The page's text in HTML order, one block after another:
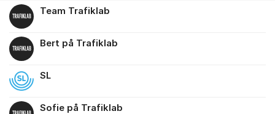
Team Trafiklab
Bert på Trafiklab
SL
Sofie på Trafiklab